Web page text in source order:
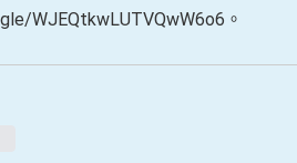
WJEQtkwLUTVQwW6o6。